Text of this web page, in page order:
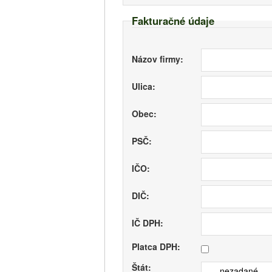
Fakturačné údaje
Názov firmy:
Ulica:
Obec:
PSČ:
IČO:
DIČ:
IČ DPH:
Platca DPH:
Štát: